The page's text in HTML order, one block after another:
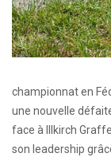
championnat en
une nouvelle
face à Illkirch
son leadership